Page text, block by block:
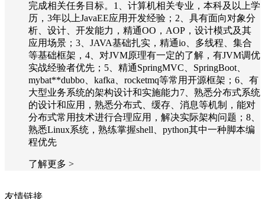
完成相关任务目标。1、计算机相关专业，本科及以上学
历，3年以上JavaEE应用开发经验；2、具有面向对象分
析、设计、开发能力，精通OO，AOP，设计模式及其
应用场景；3、JAVA基础扎实，精通io、多线程、集合
等基础框架，4、对JVM原理有一定的了解，有JVM调优
实战经验者优先；5、精通SpringMVC、SpringBoot、
mybat**dubbo、kafka、rocketmq等常用开源框架；6、有
大型业务系统的架构设计和实施能力7、熟悉分布式系统
的设计和应用，熟悉分布式、缓存、消息等机制，能对
分布式常用技术进行合理应用，解决实际架构问题；8、
熟悉Linux系统，熟练掌握shell、python其中一种脚本编
程优先
了解更多 >
友情链接